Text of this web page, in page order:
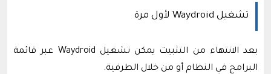
تشغيل Waydroid لأول مرة
بعد الانتهاء من التثبيت يمكن تشغيل Waydroid عبر قائمة
البرامج في النظام أو من خلال الطرفية.